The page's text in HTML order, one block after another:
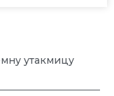
утакмицу